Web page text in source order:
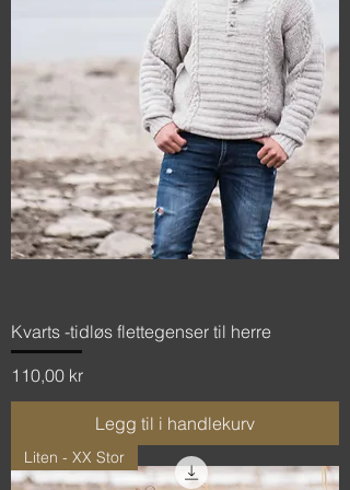
Kvarts -tidløs flettegenser til herre
Pris
110,00 kr
Legg til i handlekurv
Liten - XX Stor